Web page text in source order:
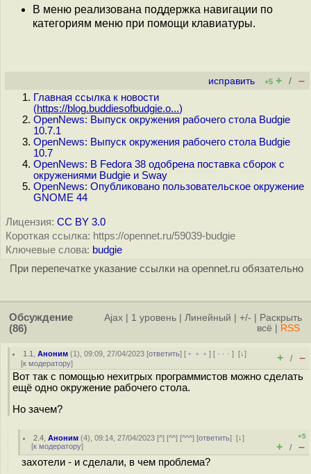
В меню реализована поддержка навигации по
категориям меню при помощи клавиатуры.
исправить +5 + / –
Главная ссылка к новости
(https://blog.buddiesofbudgie.o...)
OpenNews: Выпуск окружения рабочего стола Budgie
10.7.1
OpenNews: Выпуск окружения рабочего стола Budgie
10.7
OpenNews: В Fedora 38 одобрена поставка сборок с
окружениями Budgie и Sway
OpenNews: Опубликовано пользовательское окружение
GNOME 44
Лицензия: CC BY 3.0
Короткая ссылка: https://opennet.ru/59039-budgie
Ключевые слова: budgie
При перепечатке указание ссылки на opennet.ru обязательно
Обсуждение
(86)
Ajax 1 уровень Линейный +/-
Раскрыть
всё
RSS
1.1 ,Аноним (1), 09:09, 27/04/2023 [ответить] [ ﹢﹢﹢] [ · · ·][↓]
[к модератору] + / –
Вот так с помощью нехитрых программистов можно сделать
ещё одно окружение рабочего стола.
Но зачем?
2.4 ,Аноним (4), 09:14, 27/04/2023 [^] [^^] [^^^] [ответить][↓]
[к модератору]
+5
+ / –
захотели - и сделали, в чем проблема?